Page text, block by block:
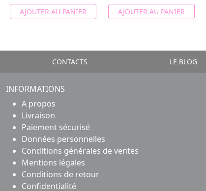
AJOUTER AU PANIER AJOUTER AU PANIER
CONTACTS LE BLOG
INFORMATIONS
A propos
Livraison
Paiement sécurisé
Données personnelles
Conditions générales de ventes
Mentions légales
Conditions de retour
Confidentialité